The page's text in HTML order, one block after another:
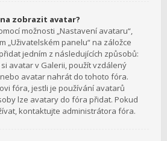
zobrazit avatar?
možnosti „Nastavení avataru“,
„Uživatelském panelu“ na záložce
jedním z následujících způsobů:
avatar v Galerii, použít vzdálený
avatar nahrát do tohoto fóra.
fóra, jestli je používání avatarů
lze avatary do fóra přidat. Pokud
kontaktujte administrátora fóra.